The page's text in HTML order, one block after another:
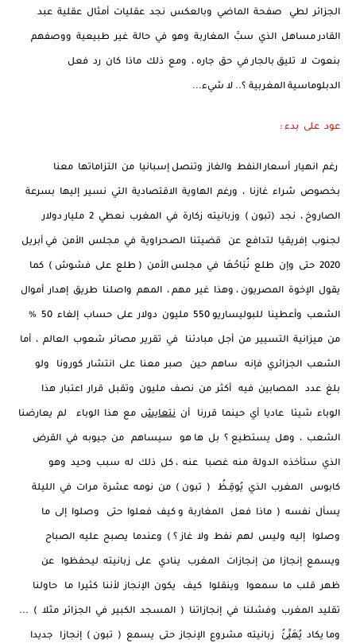
الجزائر لطي صفحة الماضي وبالعكس نجد عقليات أمثال عقلية عبد
القادر مساهل الذي سبَّ المغاربة وهو في حالة غير طبيعية ووصفهم
بنعوت لا تليق بالجار في حق جاره ، ومع ذلك ماذا كان رد فعل
الدبلوماسية المغربية ؟.. لا شيء...
عود على بدء :
رغم انهيار أسعار النفط والغاز وتنصل إسبانيا من التزاماتها معنا
بخصوص شراء غازنا ، ورغم الهاوية الاقتصادية التي نسير إليها بسرعة
الصاروخ ، نجد (تبون ) وزبانيته زكارة في المغرب نعطي 2 مليار دولار
لجنوب إفريقيا لتدافع عن قضيتنا الصحراوية في مجلس الأمن في أبريل
2020 حتى وإن طلع نُبَاحُهَا في مجلس الأمن ( طلع على فشوش ) كما
يقول الإخوة المصريون ، وهذا غير مهم ، المهم واصلنا طريق إهدار أموال
الشعب وأعطينا للبوليساريو 550 مليون دولار على حساب إلغاء 50 %
من ميزانية التسيير من أجل مبادئنا في تقرير مصائر شعوب العالم ، أما
الشعب الجزائري فإنه ساهم حين صبر معنا على انتشار كورونا ولو
بلغ عدد المصابين فيه أكثر من نصف مليون وتقبل قرار اعتبار هذا
الوباء شيئا عاديا أي حينما قررنا أن نتعايش مع هذا الوباء لم يعارضنا
الشعب ، وهل يستطيع ؟ بل ها هو سيساهم من جيوبه في القرض
الذي ستأخذه الدولة منه غصبا عنه ، كل ذلك له سبب وحيد وهو
كابوس المغرب الذي يُوقِـظُ ( تبون ) من نومه عشرة مرات في الليلة
يسأل نفسه ( ماذا فعل المغاربة و كيف فعلوا حتى وصلوا إلى ما
وصلوا إليه وليس لهم نفط ولا غاز ؟ ) وعندما يصبح عليه الصباح
ويسمع إنجازا من إنجازات المغرب ينادي على زبانيته ليحفظوا عن
ظهر قلب ما سمعوا وينقلوا كيف يكون الإنجاز لأننا كثيرا ما حاولنا
تقليد المغرب وفشلنا في إنجازاتنا ( المسجد الكبير في الجزائر مثلا ) ...
وما يكاد يُهَيِّئُ زبانيته مشروع الإنجاز حتى يسمع ( تبون ) إنجازا جديدا